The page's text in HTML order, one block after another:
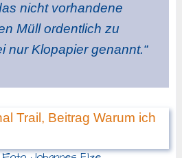
nicht vorhandene
Müll ordentlich zu
nur Klopapier genannt.“